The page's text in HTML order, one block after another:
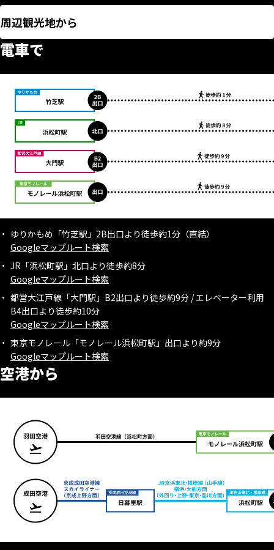
周辺観光地から
電車で
ゆりかもめ「竹芝駅」2B出口より徒歩約1分（直結）
Googleマップルート検索
JR「浜松町駅」北口より徒歩約8分
Googleマップルート検索
都営大江戸線「大門駅」B2出口より徒歩約9分 / エレベーター利用
B4出口より徒歩約10分
Googleマップルート検索
東京モノレール「モノレール浜松町駅」出口より約9分
Googleマップルート検索
空港から